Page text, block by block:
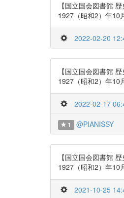
【国立国会図書館
1927（昭和2）年10
2022-02-20
【国立国会図書館
1927（昭和2）年10
2022-02-17
1 @PIANISSY
【国立国会図書館
1927（昭和2）年10
2021-10-25